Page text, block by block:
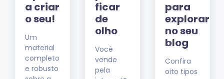
a criar
o seu!
Um
material
completo
e robusto
ficar
de
olho
Você
vende
pela
para
explorar
no seu
blog
Confira
oito tipos